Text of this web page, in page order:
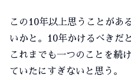
この10年以上思うことがあ
いかと。10年かけるべきだと
これまでも一つのことを続
ていたにすぎないと思う。